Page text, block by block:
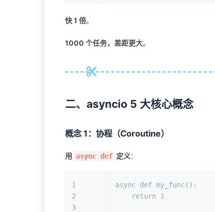
快 1 倍。
1000 个任务，差距更大。
二、asyncio 5 大核心概念
概念 1：协程（Coroutine）
用 async def 定义：
1
2
3
async def my_func ():
return
1